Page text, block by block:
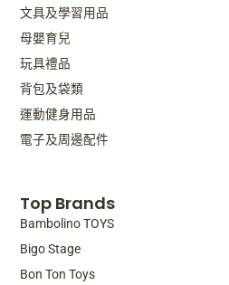
Top Brands
Bambolino TOYS
Bigo Stage
Bon Ton Toys
文具及學習用品
母嬰育兒
玩具禮品
背包及袋類
運動健身用品
電子及周邊配件